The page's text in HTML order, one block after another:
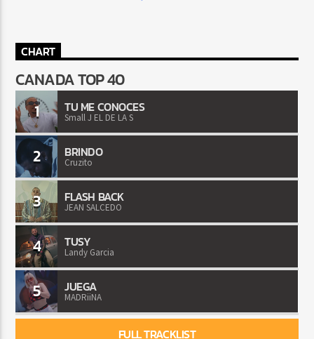
CHART
CANADA TOP 40
1 TU ME CONOCES
Small J EL DE LA S
2 BRINDO
Cruzito
3 FLASH BACK
JEAN SALCEDO
4 TUSY
Landy Garcia
5 JUEGA
MADRiiNA
FULL TRACKLIST